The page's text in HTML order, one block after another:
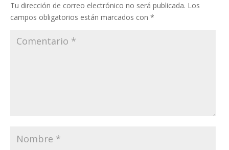
Tu dirección de correo electrónico no será publicada. Los
campos obligatorios están marcados con *